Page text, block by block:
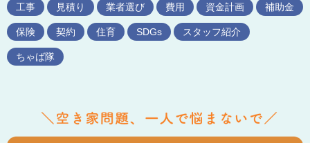
工事 見積り 業者選び 費用 資金計画 補助金
保険 契約 住育 SDGs スタッフ紹介
ちゃば隊